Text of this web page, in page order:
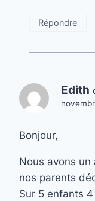
Répondre
Edith
Bonjour,
Nous avons un
nos parents
Sur 5 enfants